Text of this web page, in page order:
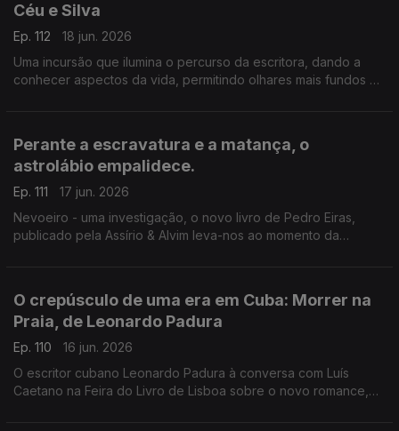
Céu e Silva
Ep. 112
18 jun. 2026
Uma incursão que ilumina o percurso da escritora, dando a
conhecer aspectos da vida, permitindo olhares mais fundos à
Perante a escravatura e a matança, o
astrolábio empalidece.
Ep. 111
17 jun. 2026
Nevoeiro - uma investigação, o novo livro de Pedro Eiras,
publicado pela Assírio & Alvim leva-nos ao momento da
O crepúsculo de uma era em Cuba: Morrer na
Praia, de Leonardo Padura
Ep. 110
16 jun. 2026
O escritor cubano Leonardo Padura à conversa com Luís
Caetano na Feira do Livro de Lisboa sobre o novo romance,